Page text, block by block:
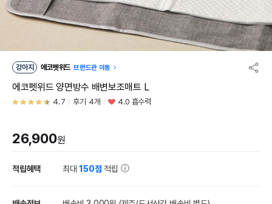
강아지 에코펫위드 브랜드관 이동
에코펫위드 양면방수 배변보조매트 L
4.7 후기 4개 4.0 흡수력
26,900원
적립혜택 최대150점 적립